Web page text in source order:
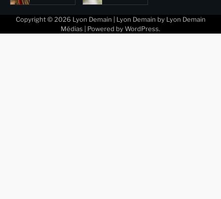
Copyright © 2026 Lyon Demain | Lyon Demain by Lyon Demain
Médias | Powered by WordPress.